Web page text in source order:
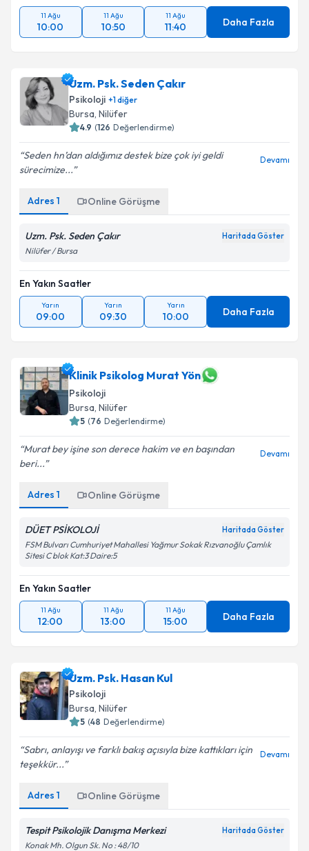
11 Ağu
10:00
11 Ağu
10:50
11 Ağu
11:40 Daha Fazla
Uzm. Psk. Seden Çakır
Psikoloji +1diğer
Bursa, Nilüfer
4.9 (126 Değerlendirme)
Seden hn’dan aldığımız destek bize çok iyi geldi
sürecimize...
Devamı
Adres 1 Online Görüşme
Uzm. Psk. Seden Çakır Haritada Göster
Nilüfer / Bursa
En Yakın Saatler
Yarın
09:00
Yarın
09:30
Yarın
10:00 Daha Fazla
Klinik Psikolog Murat Yön
Psikoloji
Bursa, Nilüfer
5 (76 Değerlendirme)
Murat bey işine son derece hakim ve en başından
beri...
Devamı
Adres 1 Online Görüşme
DÜET PSİKOLOJİ Haritada Göster
FSM Bulvarı Cumhuriyet Mahallesi Yağmur Sokak Rızvanoğlu Çamlık
Sitesi C blok Kat:3 Daire:5
En Yakın Saatler
11 Ağu
12:00
11 Ağu
13:00
11 Ağu
15:00 Daha Fazla
Uzm. Psk. Hasan Kul
Psikoloji
Bursa, Nilüfer
5 (48 Değerlendirme)
Sabrı, anlayışı ve farklı bakış açısıyla bize kattıkları için
teşekkür...
Devamı
Adres 1 Online Görüşme
Tespit Psikolojik Danışma Merkezi Haritada Göster
Konak Mh. Olgun Sk. No : 48/10